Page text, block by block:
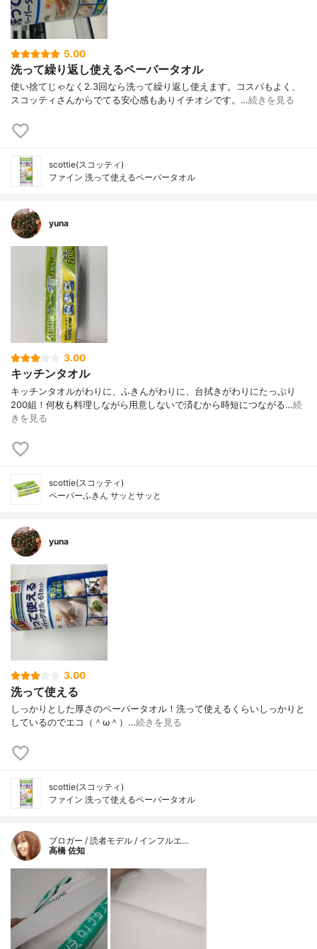
5.00
洗って繰り返し使えるペーパータオル
使い捨てじゃなく2.3回なら洗って繰り返し使えます。コスパもよく、
スコッティさんからでてる安心感もありイチオシです。…続きを見る
scottie(スコッティ)
ファイン 洗って使えるペーパータオル
yuna
3.00
キッチンタオル
キッチンタオルがわりに、ふきんがわりに、台拭きがわりにたっぷり
200組！何枚も料理しながら用意しないで済むから時短につながる…続
きを見る
scottie(スコッティ)
ペーパーふきん サッとサッと
yuna
3.00
洗って使える
しっかりとした厚さのペーパータオル！洗って使えるくらいしっかりと
しているのでエコ（＾ω＾）…続きを見る
scottie(スコッティ)
ファイン 洗って使えるペーパータオル
ブロガー / 読者モデル / インフルエ…
高橋 佐知